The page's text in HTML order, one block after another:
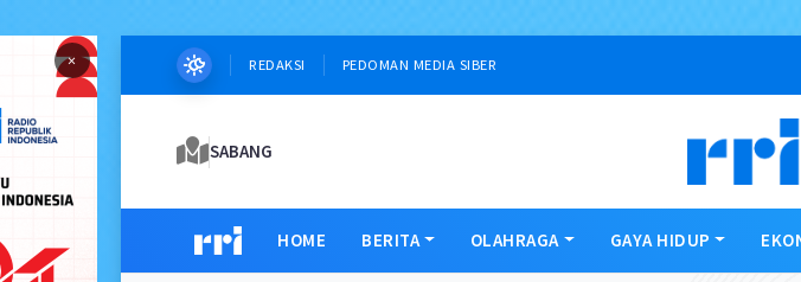
× REDAKSI PEDOMAN MEDIA SIBER
SABANG
HOME BERITA OLAHRAGA GAYA HIDUP